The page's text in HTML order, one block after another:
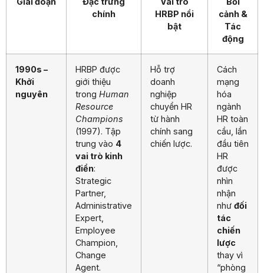
chính
HRBP nổi
bật
cảnh &
Tác
động
1990s –
Khởi
nguyên
HRBP được
giới thiệu
trong Human
Resource
Champions
(1997). Tập
trung vào 4
vai trò kinh
điển:
Strategic
Partner,
Administrative
Expert,
Employee
Champion,
Change
Agent.
Hỗ trợ
doanh
nghiệp
chuyển HR
từ hành
chính sang
chiến lược.
Cách
mạng
hóa
ngành
HR toàn
cầu, lần
đầu tiên
HR
được
nhìn
nhận
như đối
tác
chiến
lược
thay vì
“phòng